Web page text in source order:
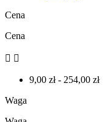
Cena
Cena
 
9,00 zł - 254,00 zł
Waga